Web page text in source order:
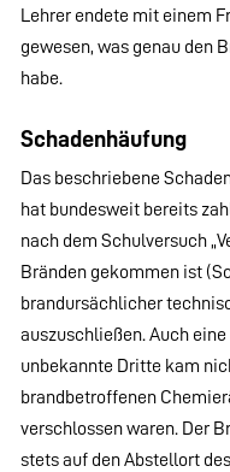
Lehrer endete mit einem
gewesen, was genau den
habe.
Schadenhäufung
Das beschriebene
hat bundesweit bereits
nach dem Schulversuch
Bränden gekommen ist
brandursächlicher
auszuschließen. Auch
unbekannte Dritte kam
brandbetroffenen
verschlossen waren. Der
stets auf den Abstellort